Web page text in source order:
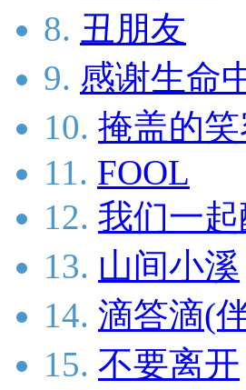
8. 丑朋友
9. 感谢生命
10. 掩盖的笑
11. FOOL
12. 我们一
13. 山间小溪
14. 滴答滴(
15. 不要离开